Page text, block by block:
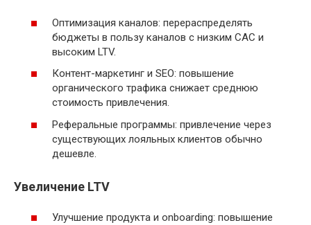
Оптимизация каналов: перераспределять
бюджеты в пользу каналов с низким CAC и
высоким LTV.
Контент-маркетинг и SEO: повышение
органического трафика снижает среднюю
стоимость привлечения.
Реферальные программы: привлечение через
существующих лояльных клиентов обычно
дешевле.
Увеличение LTV
Улучшение продукта и onboarding: повышение